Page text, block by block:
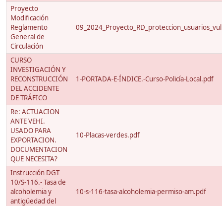
Proyecto
Modificación
Reglamento
General de
Circulación
CURSO
INVESTIGACIÓN Y
RECONSTRUCCIÓN
DEL ACCIDENTE
DE TRÁFICO
1-PORTADA-E-ÍNDICE.-Curso-Policía-Local.pdf
Re: ACTUACION
ANTE VEHI.
USADO PARA
EXPORTACION.
DOCUMENTACION
QUE NECESITA?
10-Placas-verdes.pdf
Instrucción DGT
10/S-116.- Tasa de
alcoholemia y
antigüedad del
10-s-116-tasa-alcoholemia-permiso-am.pdf